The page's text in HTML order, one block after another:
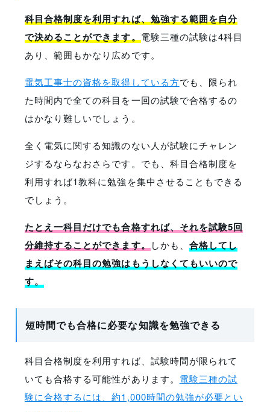
科目合格制度を利用すれば、勉強する範囲を自分
で決めることができます。電験三種の試験は4科目
あり、範囲もかなり広めです。
電気工事士の資格を取得している方でも、限られ
た時間内で全ての科目を一回の試験で合格するの
はかなり難しいでしょう。
全く電気に関する知識のない人が試験にチャレン
ジするならなおさらです。でも、科目合格制度を
利用すれば1教科に勉強を集中させることもできる
でしょう。
たとえ一科目だけでも合格すれば、それを試験5回
分維持することができます。しかも、 合格してし
まえばその科目の勉強はもうしなくてもいいので
す。
短時間でも合格に必要な知識を勉強できる
科目合格制度を利用すれば、試験時間が限られて
いても合格する可能性があります。 電験三種の試
験に合格するには、約1,000時間の勉強が必要とい